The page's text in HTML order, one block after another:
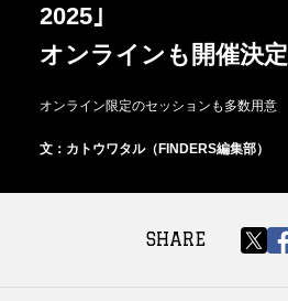
2025｣
オンラインも開催決定
オンライン限定のセッションも多数用意
文：カトウワタル（FINDERS編集部）
SHARE